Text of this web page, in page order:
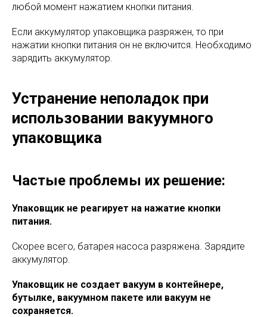
любой момент нажатием кнопки питания.
Если аккумулятор упаковщика разряжен, то при
нажатии кнопки питания он не включится. Необходимо
зарядить аккумулятор.
Устранение неполадок при
использовании вакуумного
упаковщика
Частые проблемы их решение:
Упаковщик не реагирует на нажатие кнопки
питания.
Скорее всего, батарея насоса разряжена. Зарядите
аккумулятор.
Упаковщик не создает вакуум в контейнере,
бутылке, вакуумном пакете или вакуум не
сохраняется.